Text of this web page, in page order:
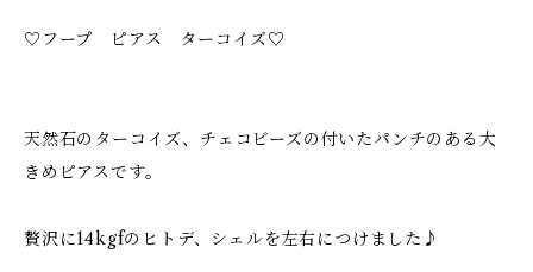
♡フープ ピアス ターコイズ♡
天然石のターコイズ、チェコビーズの付いたパンチのある大
きめピアスです。
贅沢に14kgfのヒトデ、シェルを左右につけました♪